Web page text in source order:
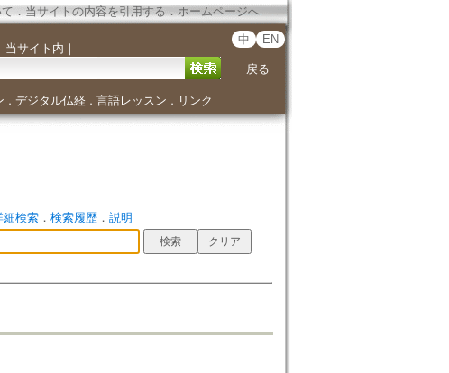
．当サイトの内容を引用する ． ホームページへ
当サイト内 ｜
中 EN
戻る
． デジタル仏経． 言語レッスン ． リンク
細検索． 検索履歴． 説明